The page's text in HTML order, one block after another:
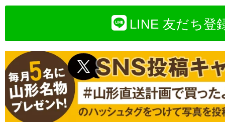
LINE 友だち登